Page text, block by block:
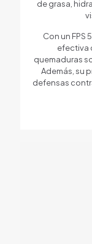
de grasa,
Con un FPS
efectiva
quemaduras
Además, su
defensas